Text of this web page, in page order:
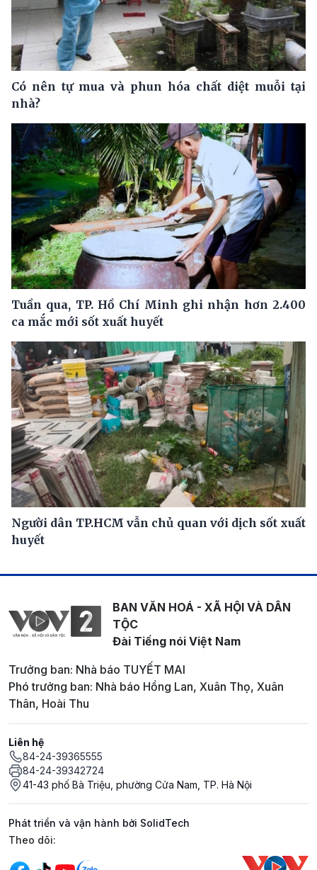
Có nên tự mua và phun hóa chất diệt muỗi tại
nhà?
Tuần qua, TP. Hồ Chí Minh ghi nhận hơn 2.400
ca mắc mới sốt xuất huyết
Người dân TP.HCM vẫn chủ quan với dịch sốt xuất
huyết
BAN VĂN HOÁ - XÃ HỘI VÀ DÂN
TỘC
Đài Tiếng nói Việt Nam
Trưởng ban: Nhà báo TUYẾT MAI
Phó trưởng ban: Nhà báo Hồng Lan, Xuân Thọ, Xuân
Thân, Hoài Thu
Liên hệ
84-24-39365555
84-24-39342724
41-43 phố Bà Triệu, phường Cửa Nam, TP. Hà Nội
Phát triển và vận hành bởi SolidTech
Mạng xã hội
Theo dõi: